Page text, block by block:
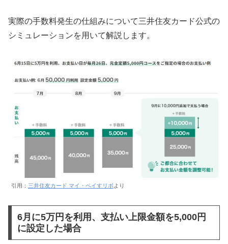
実際の手数料発生の仕組みについて三井住友カード公式の
シミュレーションを用いて解説します。
引用： 三井住友カード マイ・ペイすリボより
6月に5万円を利用、支払い上限金額を5,000円
に設定した場合